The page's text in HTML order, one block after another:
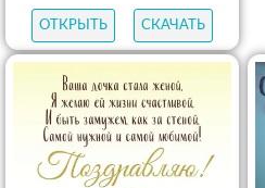
ОТКРЫТЬ СКАЧАТЬ